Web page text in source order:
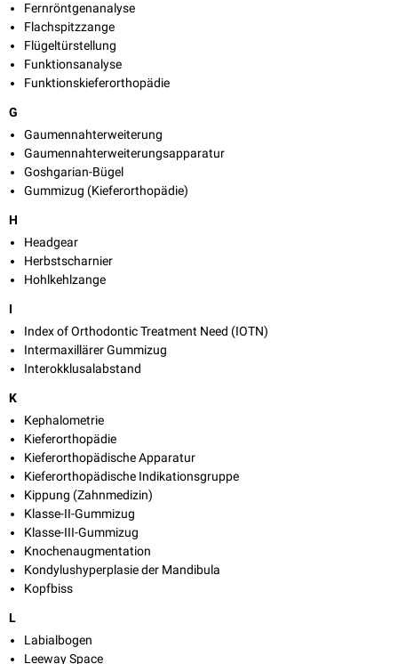
Fernröntgenanalyse
Flachspitzzange
Flügeltürstellung
Funktionsanalyse
Funktionskieferorthopädie
G
Gaumennahterweiterung
Gaumennahterweiterungsapparatur
Goshgarian-Bügel
Gummizug (Kieferorthopädie)
H
Headgear
Herbstscharnier
Hohlkehlzange
I
Index of Orthodontic Treatment Need (IOTN)
Intermaxillärer Gummizug
Interokklusalabstand
K
Kephalometrie
Kieferorthopädie
Kieferorthopädische Apparatur
Kieferorthopädische Indikationsgruppe
Kippung (Zahnmedizin)
Klasse-II-Gummizug
Klasse-III-Gummizug
Knochenaugmentation
Kondylushyperplasie der Mandibula
Kopfbiss
L
Labialbogen
Leeway Space